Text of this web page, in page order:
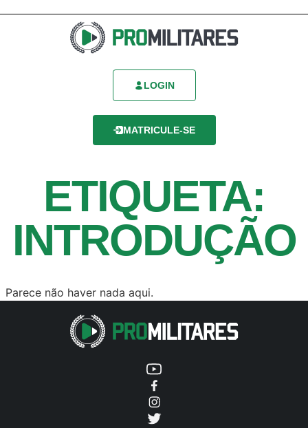
LOGIN
MATRICULE-SE
ETIQUETA:
INTRODUÇÃO
Parece não haver nada aqui.